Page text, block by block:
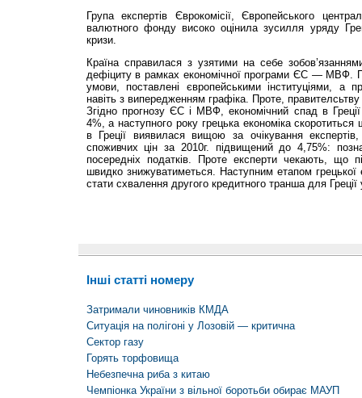
Група експертів Єврокомісії, Європейського
валютного фонду високо оцінила зусилля уряду
кризи.
Країна справилася з узятими на себе
дефіциту в рамках економічної програми ЄС — МВФ.
умови, поставлені європейськими інституціями, а
навіть з випередженням графіка. Проте,
Згідно прогнозу ЄС і МВФ, економічний спад в
4%, а наступного року грецька економіка
в Греції виявилася вищою за очікування
споживчих цін за 2010г. підвищений до 4,75%:
посередніх податків. Проте експерти чекають, що
швидко знижуватиметься. Наступним етапом грецької
стати схвалення другого кредитного транша для
Інші статті номеру
Затримали чиновників КМДА
Ситуація на полігоні у Лозовій — критична
Сектор газу
Горять торфовища
Небезпечна риба з китаю
Чемпіонка України з вільної боротьби обирає МАУП